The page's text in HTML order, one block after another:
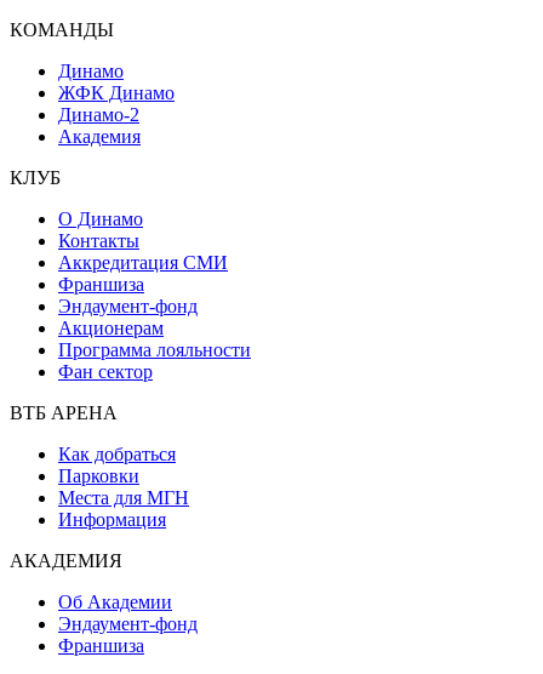
КОМАНДЫ
Динамо
ЖФК Динамо
Динамо-2
Академия
КЛУБ
О Динамо
Контакты
Аккредитация СМИ
Франшиза
Эндаумент-фонд
Акционерам
Программа лояльности
Фан сектор
ВТБ АРЕНА
Как добраться
Парковки
Места для МГН
Информация
АКАДЕМИЯ
Об Академии
Эндаумент-фонд
Франшиза